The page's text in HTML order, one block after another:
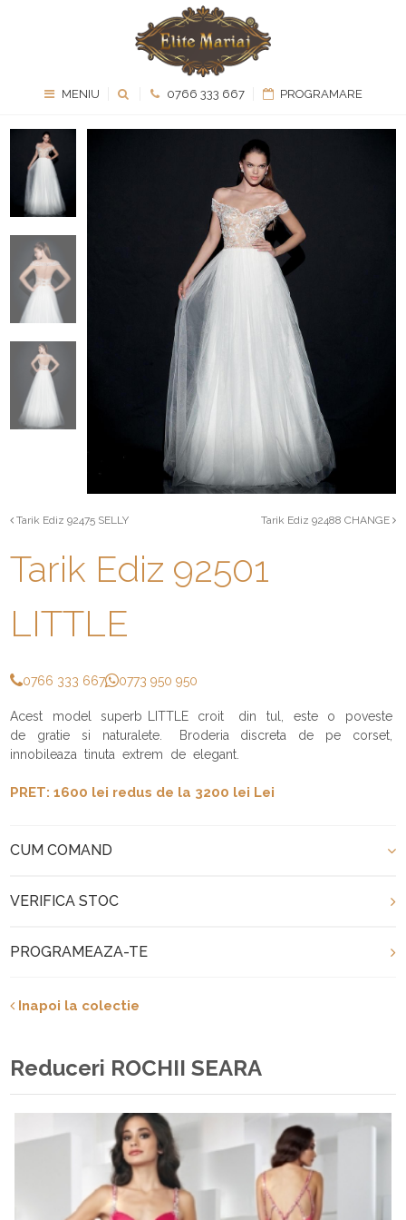
MENIU 0766 333 667 PROGRAMARE
Tarik Ediz 92475 SELLY Tarik Ediz 92488 CHANGE
Tarik Ediz 92501
LITTLE
0766 333 667 0773 950 950
Acest model superb LITTLE croit din tul, este o poveste
de gratie si naturalete. Broderia discreta de pe corset,
innobileaza tinuta extrem de elegant.
PRET: 1600 lei redus de la 3200 lei Lei
CUM COMAND
VERIFICA STOC
PROGRAMEAZA-TE
Inapoi la colectie
Reduceri ROCHII SEARA